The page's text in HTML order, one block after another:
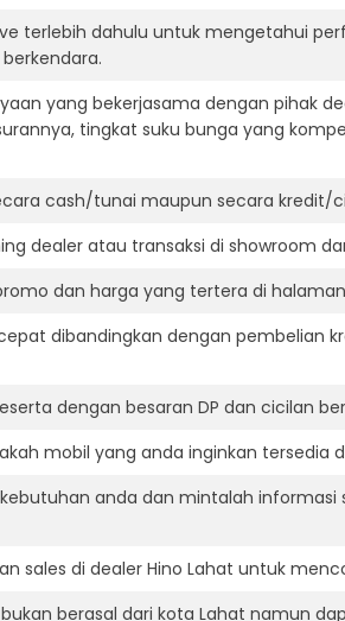
terlebih dahulu untuk mengetahui
yang bekerjasama dengan pihak
tingkat suku bunga yang
cash/tunai maupun secara kredit/
dealer atau transaksi di showroom
dan harga yang tertera di
dibandingkan dengan pembelian
dengan besaran DP dan cicilan
mobil yang anda inginkan tersedia
anda dan mintalah
sales di dealer Hino Lahat untuk
berasal dari kota Lahat namun